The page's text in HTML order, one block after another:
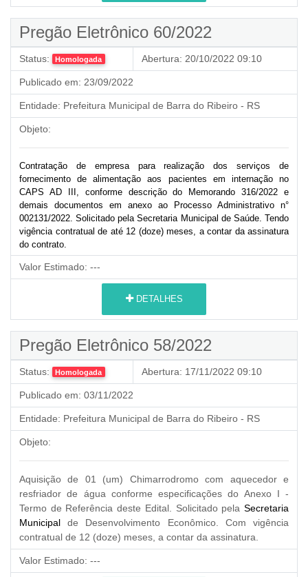
Pregão Eletrônico 60/2022
Status: Homologada Abertura: 20/10/2022 09:10
Publicado em: 23/09/2022
Entidade: Prefeitura Municipal de Barra do Ribeiro - RS
Objeto:
Contratação de empresa para realização dos serviços de
fornecimento de alimentação aos pacientes em internação no
CAPS AD III, conforme descrição do Memorando 316/2022 e
demais documentos em anexo ao Processo Administrativo n°
002131/2022. Solicitado pela Secretaria Municipal de Saúde. Tendo
vigência contratual de até 12 (doze) meses, a contar da assinatura
do contrato.
Valor Estimado: ---
DETALHES
Pregão Eletrônico 58/2022
Status: Homologada Abertura: 17/11/2022 09:10
Publicado em: 03/11/2022
Entidade: Prefeitura Municipal de Barra do Ribeiro - RS
Objeto:
Aquisição de 01 (um) Chimarrodromo com aquecedor e
resfriador de água conforme especificações do Anexo I -
Termo de Referência deste Edital. Solicitado pela Secretaria
Municipalde Desenvolvimento Econômico. Com vigência
contratual de 12 (doze) meses, a contar da assinatura.
Valor Estimado: ---